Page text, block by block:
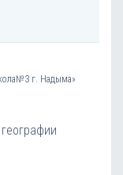
г. Надыма»